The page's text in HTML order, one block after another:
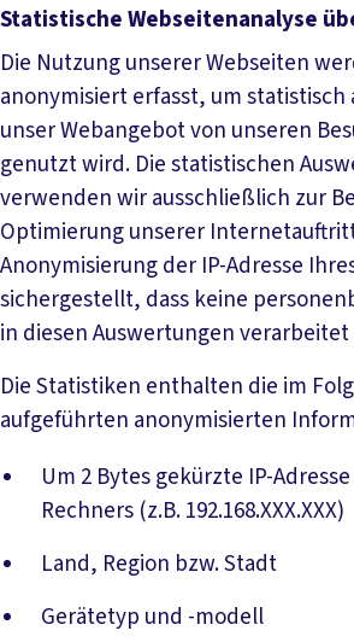
Statistische Webseitenanalyse
Die Nutzung unserer Webseiten
anonymisiert erfasst, um
unser Webangebot von unseren
genutzt wird. Die statistischen
verwenden wir ausschließlich zur
Optimierung unserer
Anonymisierung der IP-Adresse
sichergestellt, dass keine
in diesen Auswertungen
Die Statistiken enthalten die im
aufgeführten anonymisierten
Um 2 Bytes gekürzte IP-
Rechners (z.B. 192.168.XXX.XXX)
Land, Region bzw. Stadt
Gerätetyp und -modell